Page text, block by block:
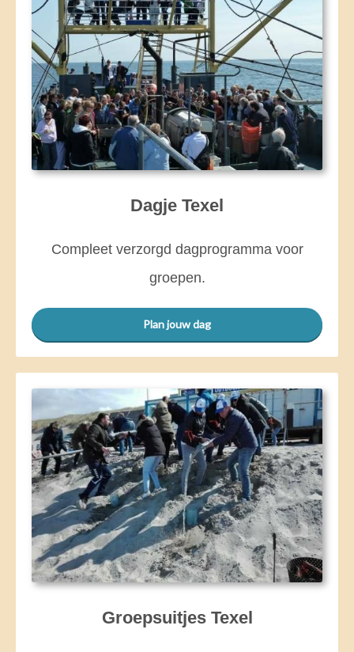
Dagje Texel
Compleet verzorgd dagprogramma voor
groepen.
Plan jouw dag
Groepsuitjes Texel